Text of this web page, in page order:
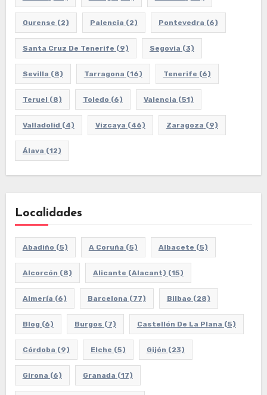
Ourense (2) Palencia (2) Pontevedra (6)
Santa Cruz De Tenerife (9) Segovia (3)
Sevilla (8) Tarragona (16) Tenerife (6)
Teruel (8) Toledo (6) Valencia (51)
Valladolid (4) Vizcaya (46) Zaragoza (9)
Álava (12)
Localidades
Abadiño (5) A Coruña (5) Albacete (5)
Alcorcón (8) Alicante (Alacant) (15)
Almería (6) Barcelona (77) Bilbao (28)
Blog (6) Burgos (7) Castellón De La Plana (5)
Córdoba (9) Elche (5) Gijón (23)
Girona (6) Granada (17)